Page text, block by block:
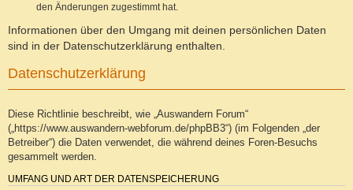
den Änderungen zugestimmt hat.
Informationen über den Umgang mit deinen persönlichen Daten
sind in der Datenschutzerklärung enthalten.
Datenschutzerklärung
Diese Richtlinie beschreibt, wie „Auswandern Forum“
(„https://www.auswandern-webforum.de/phpBB3“) (im Folgenden „der
Betreiber“) die Daten verwendet, die während deines Foren-Besuchs
gesammelt werden.
UMFANG UND ART DER DATENSPEICHERUNG